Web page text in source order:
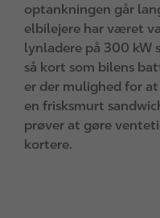
optankningen går
elbilejere har været
lynladere på 300 kW
så kort som bilens
er der mulighed for
en frisksmurt
prøver at gøre
kortere.